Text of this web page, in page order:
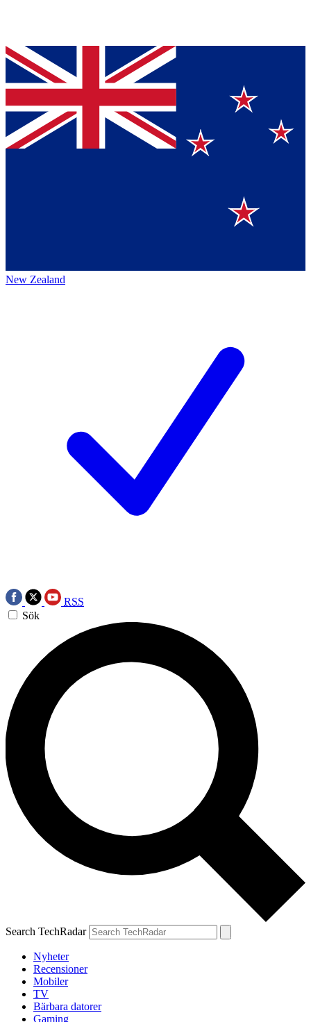
New Zealand
RSS
Sök
Search TechRadar
Nyheter
Recensioner
Mobiler
TV
Bärbara datorer
Gaming